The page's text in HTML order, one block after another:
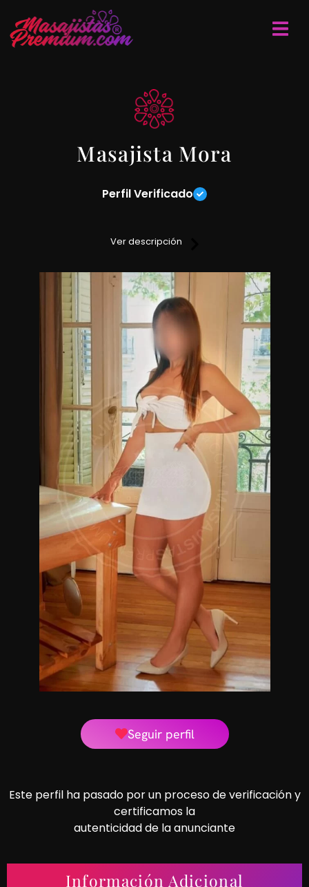
Masajista Mora
Perfil Verificado
ubicado en la zona de Tribunales, Montevideo y Tucumán.
Soy masajista matriculada, realizo masajes relajantes y
Para finalizar, hago uso de mi entusiasta experiencia sexual,
mi objetivo? llevarte a un clímax jamás imaginado, para que
logres una experiencia única, a nivel terapéutico y sexual,
mis expectativas de que te lleves un gran momento vivido a
mi lado, muy altas, por eso pongo lo mejor de mi, para que
así sea. Trabajo en mi departamento en forma
independiente, cuento con todas la comodidades y brindo
absoluta discreción. Acepto todos los medios de pago,
respondo Whatsapp
Masajistas en Tribunales
Ver descripción
Seguir perfil
Este perfil ha pasado por un proceso de verificación y
certificamos la
autenticidad de la anunciante
Información Adicional